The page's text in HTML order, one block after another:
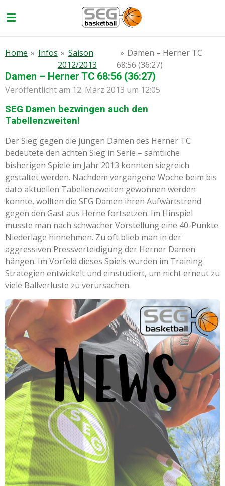
Hauptinhalt
Home » Infos » Saison
2012/2013
» Damen – Herner TC
68:56 (36:27)
Damen – Herner TC 68:56 (36:27)
Veröffentlicht am 12. März 2013 um 12:05
SEG Damen bezwingen auch den
Tabellenzweiten!
Der Sieg gegen die jungen Damen des Herner TC
bedeutete den achten Sieg in Serie – sämtliche
bisherigen Spiele im Jahr 2013 konnten siegreich
gestaltet werden. Nachdem vergangene Woche beim bis
dato aktuellen Tabellenzweiten gewonnen werden
konnte, wollten die SEG Damen ihren Aufwärtstrend
gegen den Gast aus Herne fortsetzen. Im Hinspiel
musste man nach schwacher Vorstellung eine 40-Punkte
Niederlage hinnehmen. Zu oft blieb man in der
aggressiven Pressverteidigung der Herner Damen
hängen. Im Vorfeld dieses Spiels wurden im Training
Strategien entwickelt und einstudiert, um nicht erneut zu
viele Ballverluste zu verursachen.